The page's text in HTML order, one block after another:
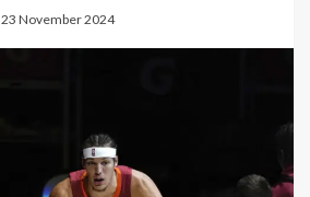
23 November 2024